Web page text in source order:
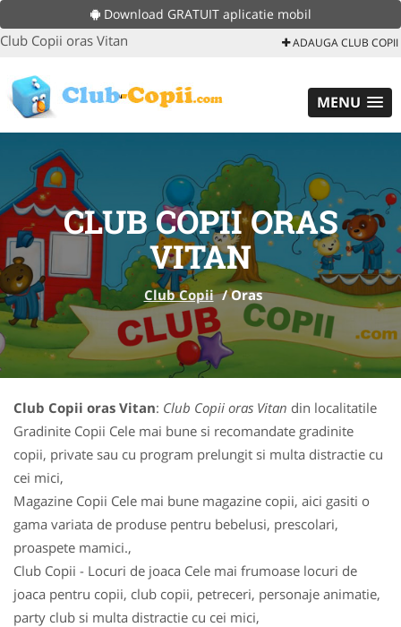
Download GRATUIT aplicatie mobil
Club Copii oras Vitan ADAUGA CLUB COPII
MENU
CLUB COPII ORAS
VITAN
Club Copii /Oras
Club Copii oras Vitan: Club Copii oras Vitan din localitatile
Gradinite Copii Cele mai bune si recomandate gradinite
copii, private sau cu program prelungit si multa distractie cu
cei mici,
Magazine Copii Cele mai bune magazine copii, aici gasiti o
gama variata de produse pentru bebelusi, prescolari,
proaspete mamici.,
Club Copii - Locuri de joaca Cele mai frumoase locuri de
joaca pentru copii, club copii, petreceri, personaje animatie,
party club si multa distractie cu cei mici,